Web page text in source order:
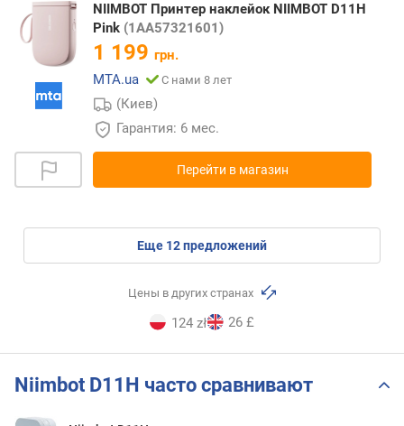
NIIMBOT Принтер наклейок NIIMBOT D11H
Pink (1AA57321601)
1 199 грн.
MTA.ua
С нами 8 лет
(Киев)
Гарантия: 6 мес.
Перейти в магазин
eще 12предложений
Цены в других странах
124 zł 26 £
Niimbot D11H часто сравнивают